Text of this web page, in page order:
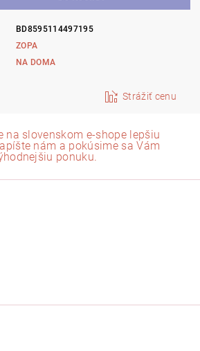
BD8595114497195
ZOPA
NA DOMA
Strážiť cenu
na slovenskom e-shope lepšiu
nám a pokúsime sa Vám
ponuku.